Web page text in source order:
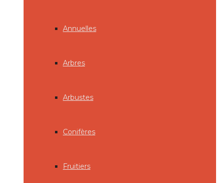
Annuelles
Arbres
Arbustes
Conifères
Fruitiers